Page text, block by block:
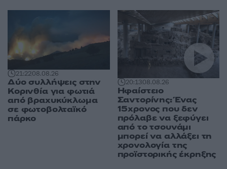
21:2208.08.26
Δύο συλλήψεις στην
Κορινθία για φωτιά
από βραχυκύκλωμα
σε φωτοβολταϊκό
πάρκο
20:1308.08.26
Ηφαίστειο
Σαντορίνης: Ένας
15χρονος που δεν
πρόλαβε να ξεφύγει
από το τσουνάμι
μπορεί να αλλάξει τη
χρονολογία της
προϊστορικής έκρηξης